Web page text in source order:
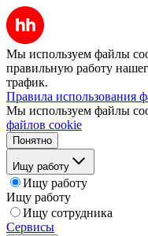
Мы используем файлы
правильную работу
трафик.
Правила использования
Мы используем файлы
файлов cookie
Понятно
Ищу работу
Ищу работу
Ищу работу
Ищу сотрудника
Сервисы